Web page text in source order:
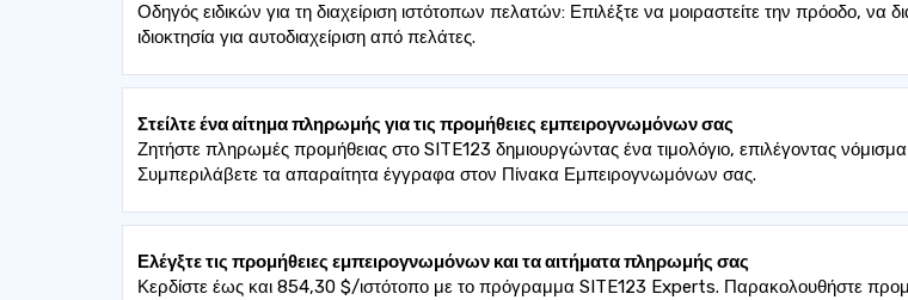
Οδηγός ειδικών για τη διαχείριση ιστότοπων πελατών: Επιλέξτε να μοιραστείτε την πρόοδο, να
ιδιοκτησία για αυτοδιαχείριση από πελάτες.
Στείλτε ένα αίτημα πληρωμής για τις προμήθειες εμπειρογνωμόνων σας
Ζητήστε πληρωμές προμήθειας στο SITE123 δημιουργώντας ένα τιμολόγιο, επιλέγοντας
Συμπεριλάβετε τα απαραίτητα έγγραφα στον Πίνακα Εμπειρογνωμόνων σας.
Ελέγξτε τις προμήθειες εμπειρογνωμόνων και τα αιτήματα πληρωμής σας
Κερδίστε έως και 854,30 $/ιστότοπο με το πρόγραμμα SITE123 Experts. Παρακολουθήστε